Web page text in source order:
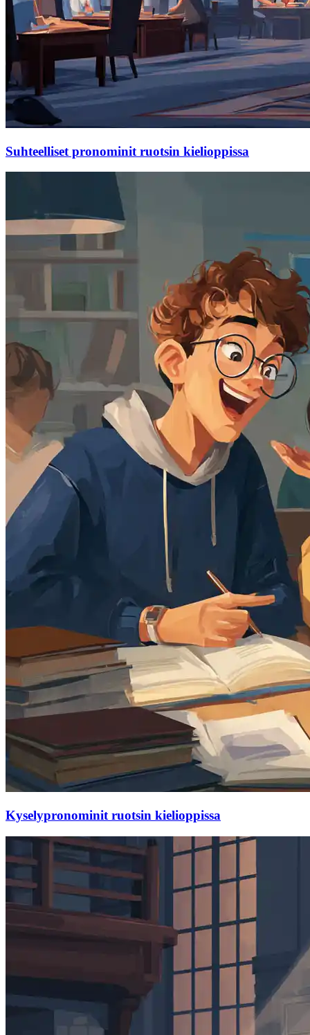
Suhteelliset pronominit ruotsin kielioppissa
Kyselypronominit ruotsin kielioppissa